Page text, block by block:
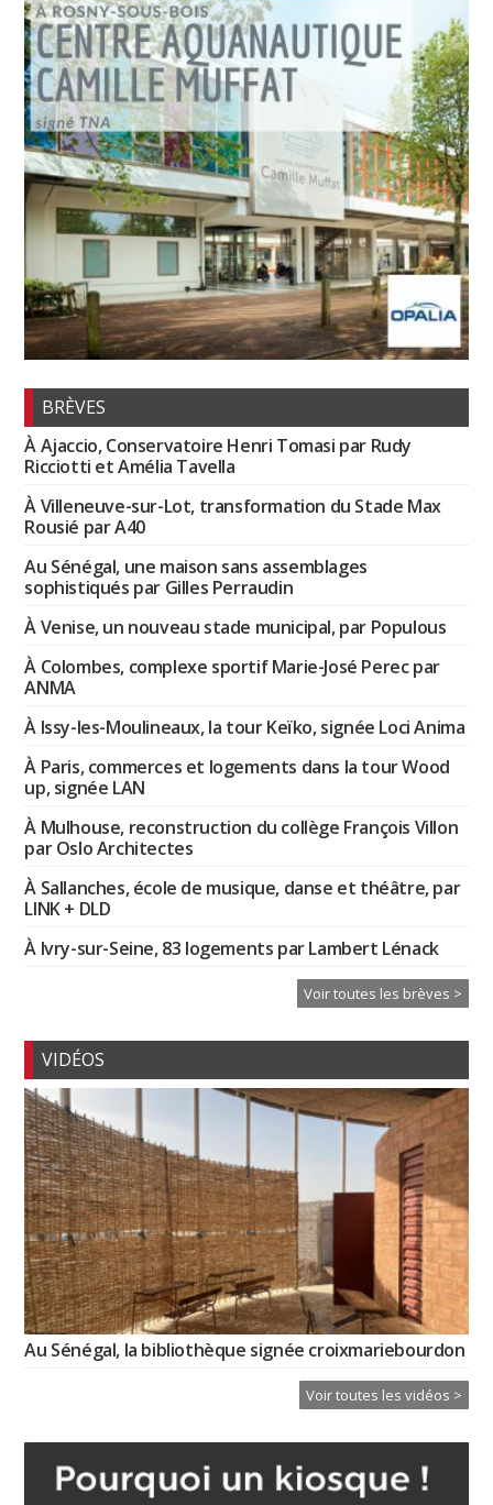
BRÈVES
À Ajaccio, Conservatoire Henri Tomasi par Rudy
Ricciotti et Amélia Tavella
À Villeneuve-sur-Lot, transformation du Stade Max
Rousié par A40
Au Sénégal, une maison sans assemblages
sophistiqués par Gilles Perraudin
À Venise, un nouveau stade municipal, par Populous
À Colombes, complexe sportif Marie-José Perec par
ANMA
À Issy-les-Moulineaux, la tour Keïko, signée Loci Anima
À Paris, commerces et logements dans la tour Wood
up, signée LAN
À Mulhouse, reconstruction du collège François Villon
par Oslo Architectes
À Sallanches, école de musique, danse et théâtre, par
LINK + DLD
À Ivry-sur-Seine, 83 logements par Lambert Lénack
Voir toutes les brèves >
VIDÉOS
Au Sénégal, la bibliothèque signée croixmariebourdon
Voir toutes les vidéos >